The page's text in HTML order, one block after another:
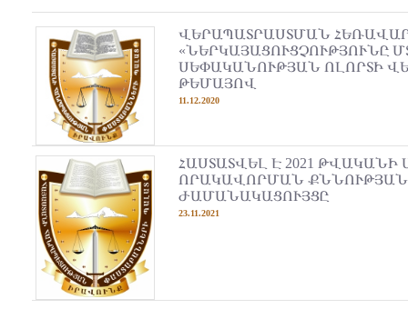
ՎԵՐԱՊԱՏՐԱՍՏՄԱՆ
«ՆԵՐԿԱՅԱՑՈՒՑՉՈՒԹՅՈՒՆԸ
ՍԵՓԱԿԱՆՈՒԹՅԱՆ ՈԼՈՐՏԻ
ԹԵՄԱՅՈՎ
11.12.2020
ՀԱՍՏԱՏՎԵԼ Է 2021
ՈՐԱԿԱՎՈՐՄԱՆ ՔՆՆՈՒԹՅԱՆ
ԺԱՄԱՆԱԿԱՑՈՒՅՑԸ
23.11.2021